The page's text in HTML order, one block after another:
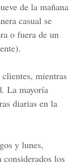
de la mañana
casual se
o fuera de un
mientras
La mayoría
diarias en la
y lunes,
considerados los